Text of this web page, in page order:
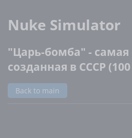
Nuke Simulator
"Царь-бомба" -
созданная в СССР
Back to main